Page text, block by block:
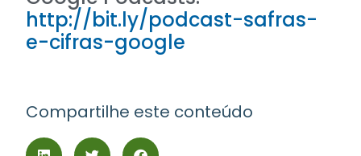
http://bit.ly/podcast-safras-
e-cifras-google
Compartilhe este conteúdo